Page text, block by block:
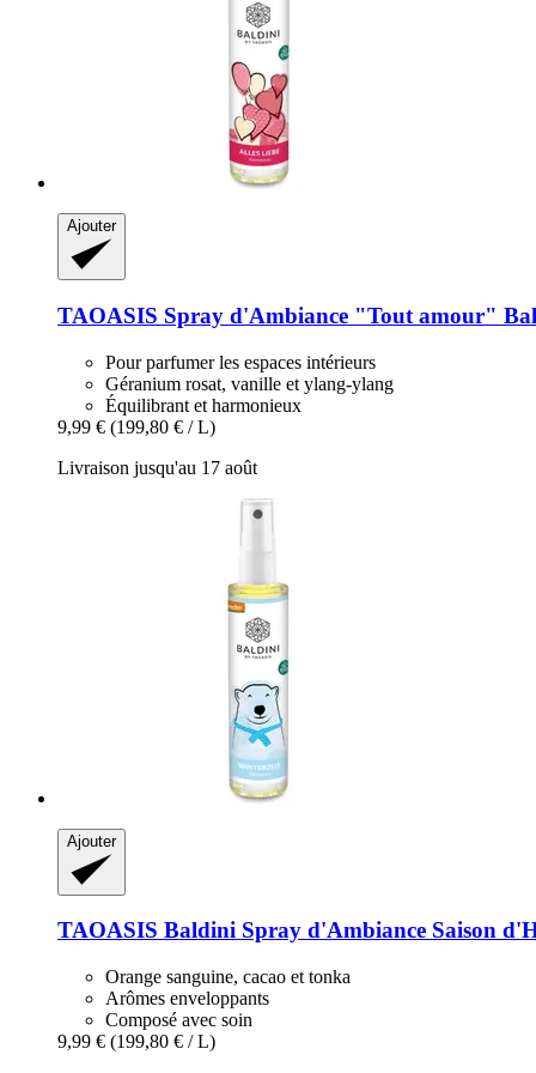
Ajouter
TAOASIS Spray d'Ambiance "Tout amour"
Pour parfumer les espaces intérieurs
Géranium rosat, vanille et ylang-ylang
Équilibrant et harmonieux
9,99 € (199,80 € / L)
Livraison jusqu'au 17 août
Ajouter
TAOASIS Baldini Spray d'Ambiance Saison
Orange sanguine, cacao et tonka
Arômes enveloppants
Composé avec soin
9,99 € (199,80 € / L)